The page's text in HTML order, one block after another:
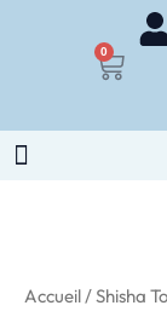
0
Accueil/Shisha
7
Days
Tobacco
-